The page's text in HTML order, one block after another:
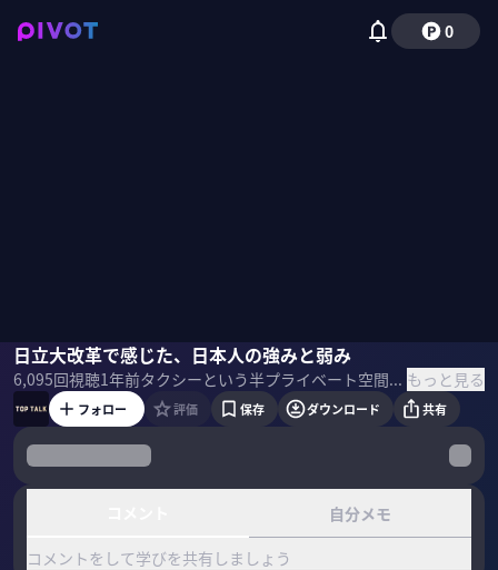
0
日立大改革で感じた、日本人の強みと弱み
6,095回視聴1年前 タクシーという半プライベート空間を舞台に、PIVOT MC陣が企業トップへ独占インタビュー。普段とは違う環境の中で「会社の変革」「新サービスの開始」「新社長誕生」など、経営者の生の声を引き出す。 ＜ゲスト＞ ・東原敏昭｜日立製作所 会長 1977年 日立製作所入社。 日立パワーヨーロッパ社プレジデント、日立プラントテクノロジー社長を経て 2014年 社長兼COO、2016年 社長兼CEO、2021年会長兼CEOに就任。2022年から現職。 もっと見る
東原敏昭佐々木紀彦
フォロー 評価 保存 ダウンロード 共有
自分メモ
コメントをして学びを共有しましょう